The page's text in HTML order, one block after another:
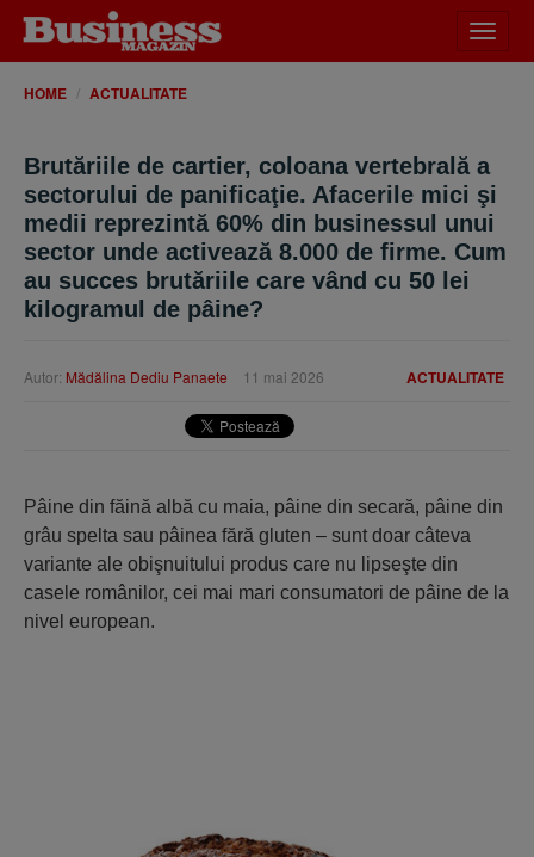
meniu
HOME ACTUALITATE
Brutăriile de cartier, coloana vertebrală a
sectorului de panificaţie. Afacerile mici şi
medii reprezintă 60% din businessul unui
sector unde activează 8.000 de firme. Cum
au succes brutăriile care vând cu 50 lei
kilogramul de pâine?
ACTUALITATE
Autor: Mădălina Dediu Panaete 11 mai 2026
Pâine din făină albă cu maia, pâine din secară, pâine din
grâu spelta sau pâinea fără gluten – sunt doar câteva
variante ale obişnuitului produs care nu lipseşte din
casele românilor, cei mai mari consumatori de pâine de la
nivel european.